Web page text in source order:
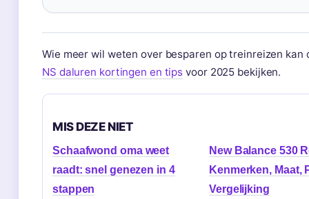
Wie meer wil weten over besparen op treinreizen kan
NS daluren kortingen en tips voor 2025 bekijken.
MIS DEZE NIET
Schaafwond oma weet
raadt: snel genezen in 4
stappen
New Balance 530
Kenmerken, Maat,
Vergelijking